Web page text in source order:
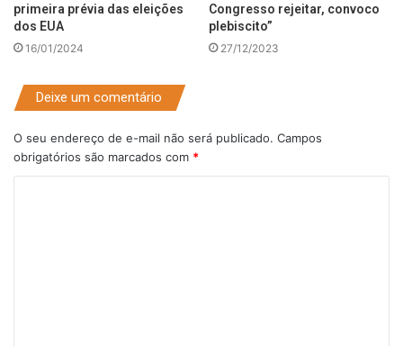
primeira prévia das eleições
dos EUA
16/01/2024
Congresso rejeitar, convoco
plebiscito”
27/12/2023
Deixe um comentário
O seu endereço de e-mail não será publicado. Campos
obrigatórios são marcados com *